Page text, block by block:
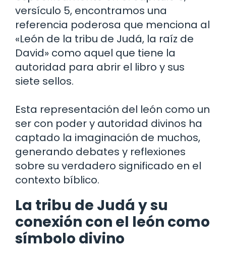
versículo 5, encontramos una
referencia poderosa que menciona al
«León de la tribu de Judá, la raíz de
David» como aquel que tiene la
autoridad para abrir el libro y sus
siete sellos.
Esta representación del león como un
ser con poder y autoridad divinos ha
captado la imaginación de muchos,
generando debates y reflexiones
sobre su verdadero significado en el
contexto bíblico.
La tribu de Judá y su
conexión con el león como
símbolo divino